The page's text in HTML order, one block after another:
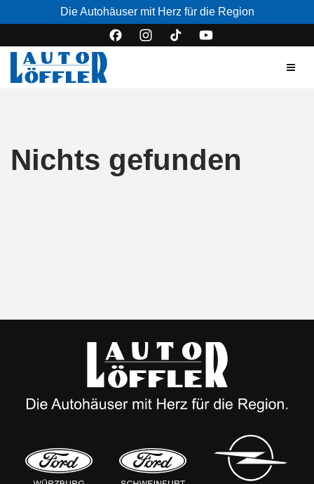
Die Autohäuser mit Herz für die Region
Nichts gefunden